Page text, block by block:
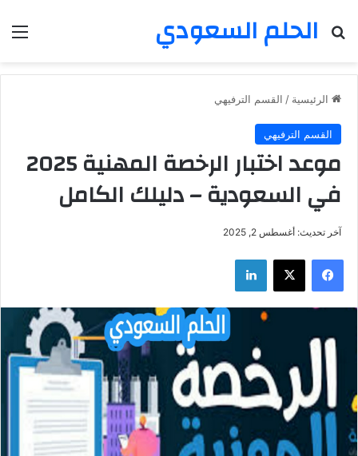
الحلم السعودي
بحث عن
الرئيسية / القسم الترفيهي
القسم الترفيهي
موعد اختبار الرخصة المهنية 2025
في السعودية – دليلك الكامل
آخر تحديث: أغسطس 2, 2025
فيسبوك ‫X لينكدإن